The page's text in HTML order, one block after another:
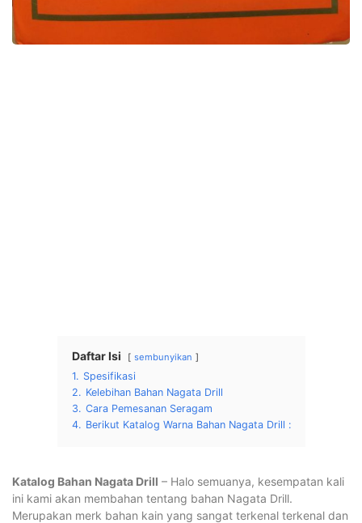
Daftar Isi sembunyikan
1. Spesifikasi
2. Kelebihan Bahan Nagata Drill
3. Cara Pemesanan Seragam
4. Berikut Katalog Warna Bahan Nagata Drill :
Katalog Bahan Nagata Drill – Halo semuanya, kesempatan kali
ini kami akan membahan tentang bahan Nagata Drill.
Merupakan merk bahan kain yang sangat terkenal terkenal dan